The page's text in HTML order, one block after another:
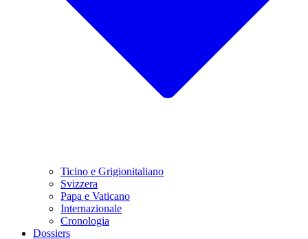
Ticino e Grigionitaliano
Svizzera
Papa e Vaticano
Internazionale
Cronologia
Dossiers